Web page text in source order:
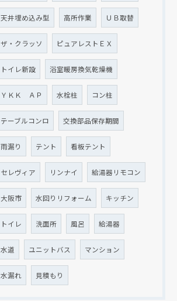
天井埋め込み型 高所作業 ＵＢ取替
ザ・クラッソ ピュアレストＥＸ
トイレ新設 浴室暖房換気乾燥機
ＹＫＫ ＡＰ 水栓柱 コン柱
テーブルコンロ 交換部品保存期間
雨漏り テント 看板テント
セレヴィア リンナイ 給湯器リモコン
大阪市 水回りリフォーム キッチン
トイレ 洗面所 風呂 給湯器
水道 ユニットバス マンション
水漏れ 見積もり